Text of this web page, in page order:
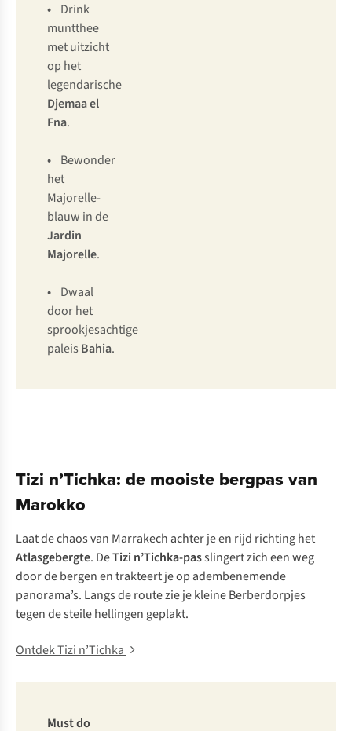
• Drink
muntthee
met uitzicht
op het
legendarische
Djemaa el
Fna.
• Bewonder
het
Majorelle-
blauw in de
Jardin
Majorelle.
• Dwaal
door het
sprookjesachtige
paleis Bahia.
Tizi n’Tichka: de mooiste bergpas van
Marokko
Laat de chaos van Marrakech achter je en rijd richting het
Atlasgebergte. DeTizi n’Tichka-passlingert zich een weg
door de bergen en trakteert je op adembenemende
panorama’s. Langs de route zie je kleine Berberdorpjes
tegen de steile hellingen geplakt.
Ontdek Tizi n’Tichka
Must do